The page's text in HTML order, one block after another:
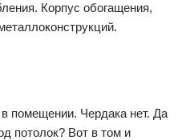
Корпус обогащения,
помещении. Чердака нет. Да
потолок? Вот в том и